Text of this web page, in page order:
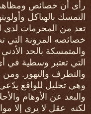
رأى أن خصائص ومظاهر
التمسك بالهياكل
تعد من المحرمات لدى
خصائصه المرونة
والمتمسكة بالحد
التي تعتبر وسطية في
والتطرف والتهور. ومن
وهي تحليل للواقع
والبعد عن الأوهام
لكنه
عقل لا يرى إلا